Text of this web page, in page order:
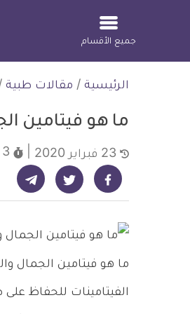
جميع الأقسام
الرئيسية / مقالات طبية
ما هو فيتامين
3 دقائق
شارك على فيسبوك - ديلي ميديكال انفو شارك على تويتر - ديلي ميديكال انفو شارك على تيليجرام - ديلي ميديكال انفو
ما هو فيتامين الجمال
الفيتامينات للحفاظ